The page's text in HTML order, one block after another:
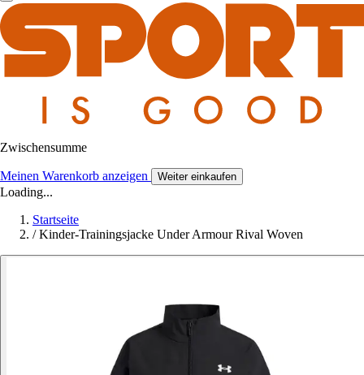
Zwischensumme
Meinen Warenkorb anzeigen Weiter einkaufen
Loading...
Startseite
/ Kinder-Trainingsjacke Under Armour Rival Woven